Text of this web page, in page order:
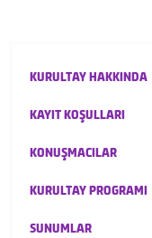
KURULTAY HAKKINDA
KAYIT KOŞULLARI
KONUŞMACILAR
KURULTAY PROGRAMI
SUNUMLAR